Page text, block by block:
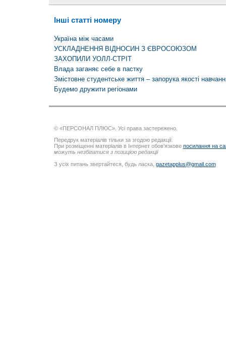
Інші статті номеру
Україна між часами
УСКЛАДНЕННЯ ВІДНОСИН З ЄВРОСОЮЗОМ
ЗАХОПИЛИ УОЛЛ-СТРІТ
Влада заганяє себе в пастку
Змістовне студентське життя – запорука якості
Будемо дружити регіонами
© «ПЕРСОНАЛ ПЛЮС». Усі права застережено.
Передрук матеріалів тільки за згодою редакції.
При розміщенні матеріалів в Інтернет обов’язкове посилання на
можуть незбігатися з позицією редакції
З усіх питань звертайтеся, будь ласка, gazetapplus@gmail.com